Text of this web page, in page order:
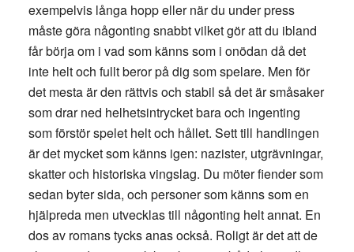
exempelvis långa hopp eller när du under press
måste göra någonting snabbt vilket gör att du ibland
får börja om i vad som känns som i onödan då det
inte helt och fullt beror på dig som spelare. Men för
det mesta är den rättvis och stabil så det är småsaker
som drar ned helhetsintrycket bara och ingenting
som förstör spelet helt och hållet. Sett till handlingen
är det mycket som känns igen: nazister, utgrävningar,
skatter och historiska vingslag. Du möter fiender som
sedan byter sida, och personer som känns som en
hjälpreda men utvecklas till någonting helt annat. En
dos av romans tycks anas också. Roligt är det att de